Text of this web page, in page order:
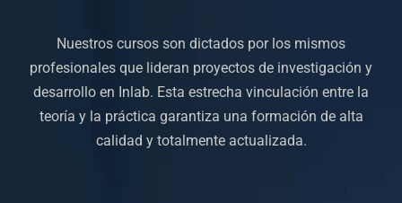
Nuestros cursos son dictados por los mismos
profesionales que lideran proyectos de investigación y
desarrollo en Inlab. Esta estrecha vinculación entre la
teoría y la práctica garantiza una formación de alta
calidad y totalmente actualizada.